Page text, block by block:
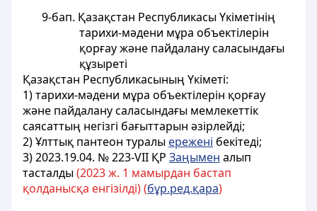
9-бап. Қазақстан Республикасы Үкіметінің
тарихи-мәдени мұра объектілерін
қорғау және пайдалану саласындағы
құзыреті
Қазақстан Республикасының Үкіметі:
1) тарихи-мәдени мұра объектілерін қорғау
және пайдалану саласындағы мемлекеттік
саясаттың негізгі бағыттарын әзірлейді;
2) Ұлттық пантеон туралы ережені бекітеді;
3) 2023.19.04. № 223-VІІ ҚР Заңымен алып
тасталды(2023 ж. 1 мамырдан бастап
қолданысқа енгізілді) (бұр.ред.қара)